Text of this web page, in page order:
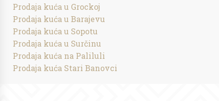
Prodaja kuća u Grockoj
Prodaja kuća u Barajevu
Prodaja kuća u Sopotu
Prodaja kuća u Surčinu
Prodaja kuća na Paliluli
Prodaja kuća Stari Banovci